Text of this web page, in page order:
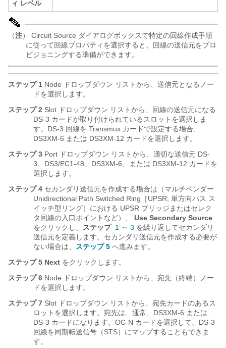
ィ レベル
（注） Circuit Source ダイアログボックスで特定の回線作成手順
に従って回線プロパティを選択すると、回線の送信元をプロ
ビジョニングする準備ができます。
ステップ 1 Node ドロップダウン リストから、送信元となるノー
ドを選択します。
ステップ 2 Slot ドロップダウン リストから、回線の送信元になる
DS-3 カードが取り付けられているスロットを選択しま
す。DS-3 回線を Transmux カードで設定する場合、
DS3XM-6 または DS3XM-12 カードを選択します。
ステップ 3 Port ドロップダウン リストから、適切な送信元 DS-
3、DS3/EC1-48、DS3XM-6、または DS3XM-12 カードを
選択します。
ステップ 4 セカンダリ送信元を作成する場合は（マルチベンダー
Unidirectional Path Switched Ring［UPSR; 単方向パス ス
イッチ型リング］における UPSR ブリッジまたはセレク
タ回線の入口ポイントなど）、
Use Secondary Source
をクリックし、 ステップ 1 ～ 3 を繰り返してセカンダリ
送信元を定義します。セカンダリ送信元を作成する必要が
ない場合は、 ステップ 5 へ進みます。
ステップ 5 Next をクリックします。
ステップ 6 Node ドロップダウン リストから、宛先（終端）ノー
ドを選択します。
ステップ 7 Slot ドロップダウン リストから、宛先カードのあるス
ロットを選択します。宛先は、通常、DS3XM-6 または
DS-3 カードになります。OC-N カードを選択して、DS-3
回線を同期転送信号（STS）にマップすることもできま
す。